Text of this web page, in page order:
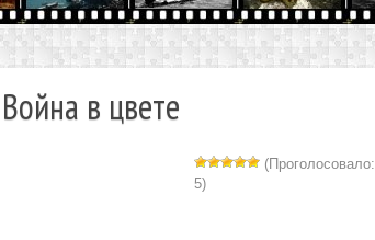
в цвете
(Проголосовало:
5)